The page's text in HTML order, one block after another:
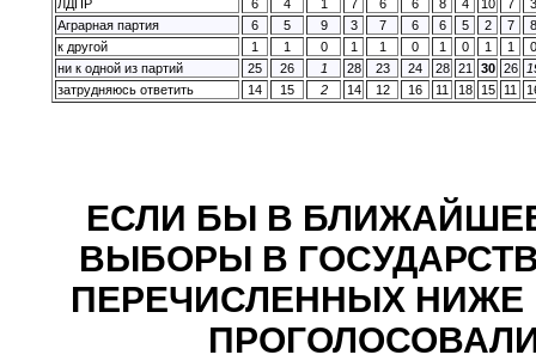
ЛДПР 6 4 1 7 6 6 8 4 10 7
3
Аграрная партия
6 5 9 3 7 6 6 5 2 7
8
к другой
1 1 0 1 1 0 1 0 1 1
0
ни к одной из партий
25 26 1 28 23 24 28 21 30 26
затрудняюсь ответить
14 15 2 14 12 16 11 18 15 11
ЕСЛИ БЫ В
ВЫБОРЫ В
ПЕРЕЧИСЛЕННЫХ НИЖЕ
ПРОГОЛОСОВАЛИ?